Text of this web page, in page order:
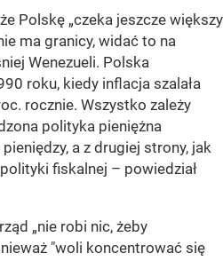
Polskę „czeka jeszcze większy
ma granicy, widać to na
Wenezueli. Polska
roku, kiedy inflacja szalała
rocznie. Wszystko zależy
polityka pieniężna
a z drugiej strony, jak
fiskalnej – powiedział
„nie robi nic, żeby
"woli koncentrować się